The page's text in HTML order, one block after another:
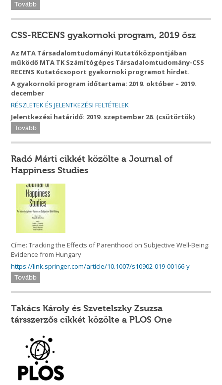
Tovább
CSS-RECENS gyakornoki program, 2019 ősz
Az MTA Társadalomtudományi Kutatóközpontjában
működő MTA TK Számítógépes Társadalomtudomány-CSS
RECENS Kutatócsoport gyakornoki programot hirdet.
A gyakornoki program időtartama: 2019. október – 2019.
december
RÉSZLETEK ÉS JELENTKEZÉSI FELTÉTELEK
Jelentkezési határidő: 2019. szeptember 26. (csütörtök)
Tovább
Radó Márti cikkét közölte a Journal of
Happiness Studies
Címe: Tracking the Effects of Parenthood on Subjective Well-Being:
Evidence from Hungary
https://link.springer.com/article/10.1007/s10902-019-00166-y
Tovább
Takács Károly és Szvetelszky Zsuzsa
társszerzős cikkét közölte a PLOS One